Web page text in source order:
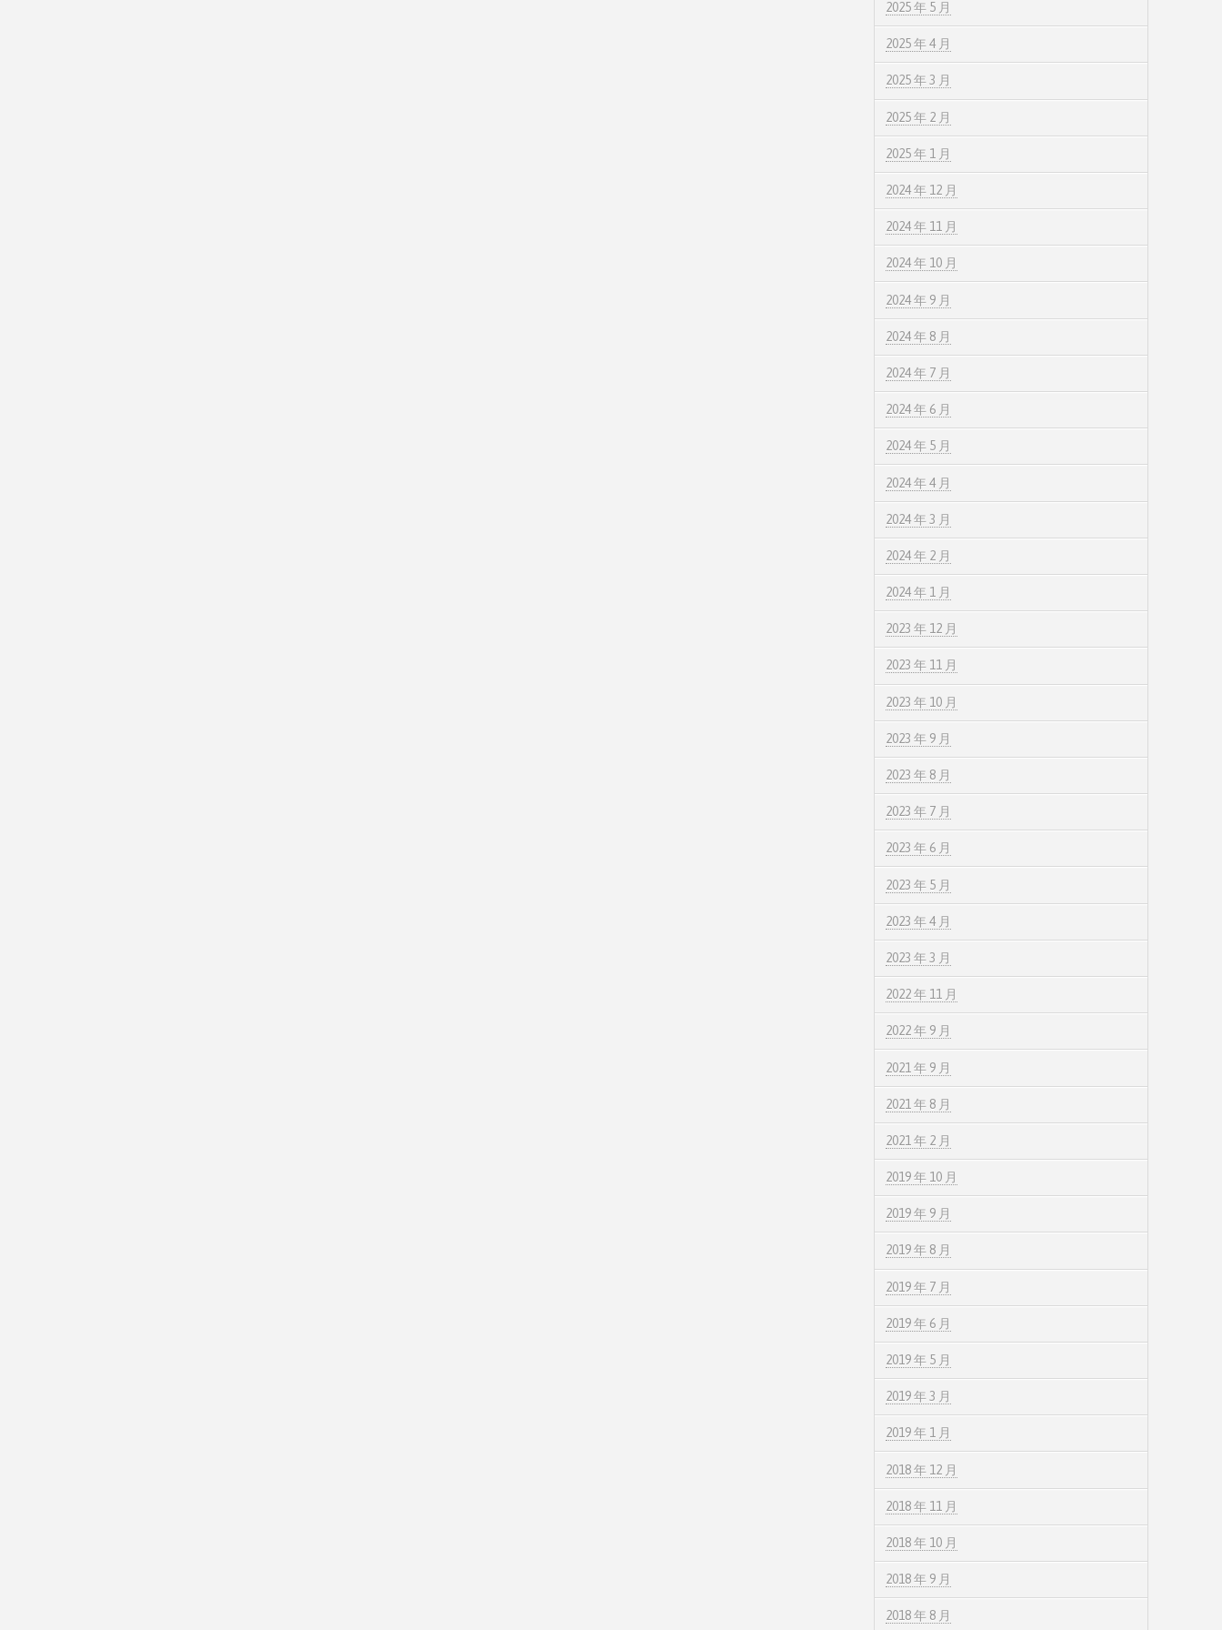
2025 年 5 月
2025 年 4 月
2025 年 3 月
2025 年 2 月
2025 年 1 月
2024 年 12 月
2024 年 11 月
2024 年 10 月
2024 年 9 月
2024 年 8 月
2024 年 7 月
2024 年 6 月
2024 年 5 月
2024 年 4 月
2024 年 3 月
2024 年 2 月
2024 年 1 月
2023 年 12 月
2023 年 11 月
2023 年 10 月
2023 年 9 月
2023 年 8 月
2023 年 7 月
2023 年 6 月
2023 年 5 月
2023 年 4 月
2023 年 3 月
2022 年 11 月
2022 年 9 月
2021 年 9 月
2021 年 8 月
2021 年 2 月
2019 年 10 月
2019 年 9 月
2019 年 8 月
2019 年 7 月
2019 年 6 月
2019 年 5 月
2019 年 3 月
2019 年 1 月
2018 年 12 月
2018 年 11 月
2018 年 10 月
2018 年 9 月
2018 年 8 月